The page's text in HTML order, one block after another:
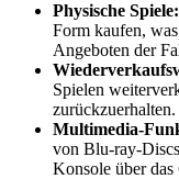
Physische Spiele:
Form kaufen,
Angeboten der
Spielen
zurückzuerhalten.
Multimedia-
von Blu-ray-
Konsole über